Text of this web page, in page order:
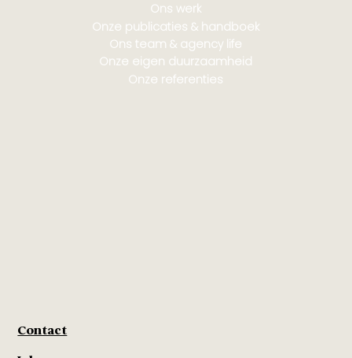
Ons werk
Onze publicaties & handboek
Ons team & agency life
Onze eigen duurzaamheid
Onze referenties
Contact